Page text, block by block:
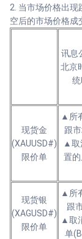
2. 当市场价格出
空后的市场价格成
讯息
北京
现货金
(XAUUSD#)
限价单
▲所
跟
▲取
置
现货银
(XAGUSD#)
限价单
▲所
跟
▲取
单